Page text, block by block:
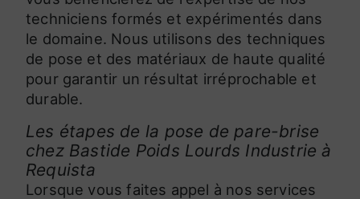
techniciens formés et expérimentés dans
le domaine. Nous utilisons des techniques
de pose et des matériaux de haute qualité
pour garantir un résultat irréprochable et
durable.
Les étapes de la pose de pare-brise
chez Bastide Poids Lourds Industrie à
Requista
Lorsque vous faites appel à nos services